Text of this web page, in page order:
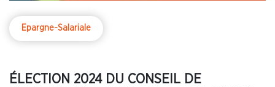
Epargne-Salariale
ÉLECTION 2024 DU CONSEIL DE